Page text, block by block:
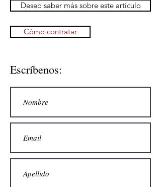
Deseo saber más sobre este artículo
Cómo contratar
Escríbenos: